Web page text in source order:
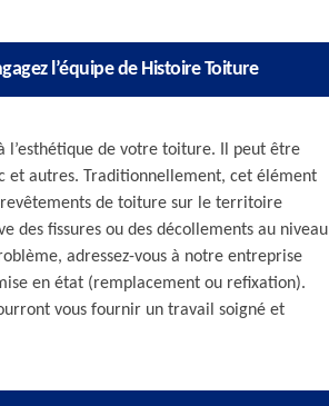
l’équipe de Histoire Toiture
l’esthétique de votre toiture. Il peut être
et autres. Traditionnellement, cet élément
de toiture sur le territoire
des fissures ou des décollements au niveau
adressez-vous à notre entreprise
en état (remplacement ou refixation).
vous fournir un travail soigné et